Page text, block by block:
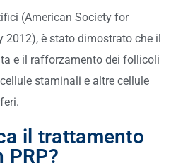
(American Society for
2012), è stato dimostrato che il
e il rafforzamento dei follicoli
staminali e altre cellule
il trattamento
PRP?